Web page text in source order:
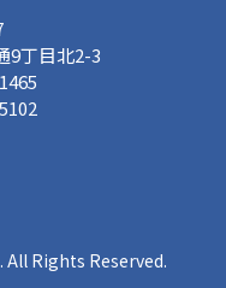
9丁目北2-3
All Rights Reserved.